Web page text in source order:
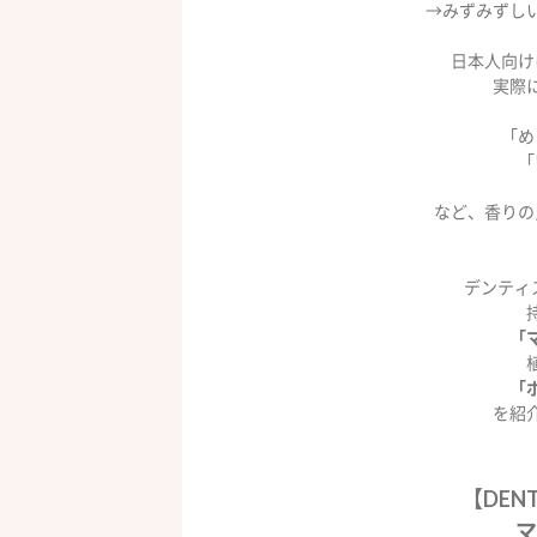
→みずみずし
日本人向
実際
「
など、香り
デンティ
を紹
【